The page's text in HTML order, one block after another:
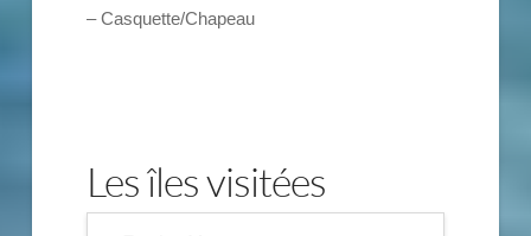
– Casquette/Chapeau
Les îles visitées